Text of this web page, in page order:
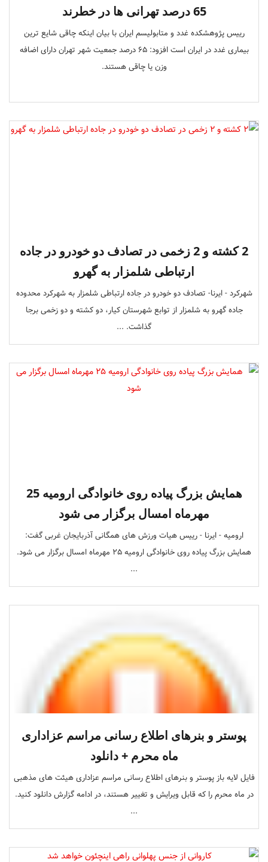
65 درصد تهرانی ها در خطرند
رییس پژوهشکده غدد و متابولیسم ایران با بیان اینکه چاقی شایع ترین
بیماری غدد در ایران است افزود: 65 درصد جمعیت شهر تهران دارای اضافه
وزن یا چاقی هستند.
2 کشته و 2 زخمی در تصادف دو خودرو در جاده
ارتباطی شلمزار به گهرو
شهرکرد - ایرنا- تصادف دو خودرو در جاده ارتباطی شلمزار به شهرکرد محدوده
جاده گهرو به شلمزار از توابع شهرستان کیار، دو کشته و دو زخمی برجا
گذاشت. ...
همایش بزرگ پیاده روی خانوادگی ارومیه 25
مهرماه امسال برگزار می شود
ارومیه - ایرنا - رییس هیات ورزش های همگانی آذربایجان غربی گفت:
همایش بزرگ پیاده روی خانوادگی ارومیه 25 مهرماه امسال برگزار می شود.
...
پوستر و بنرهای اطلاع رسانی مراسم عزاداری
ماه محرم + دانلود
فایل لایه باز پوستر و بنرهای اطلاع رسانی مراسم عزاداری هیئت های مذهبی
در ماه محرم را که قابل ویرایش و تغییر هستند، در ادامه گزارش دانلود کنید.
...